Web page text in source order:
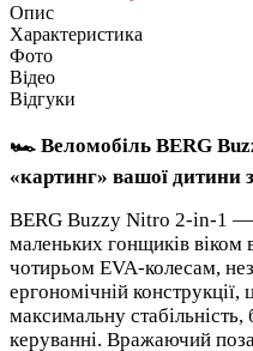
Опис
Характеристика
Фото
Відео
Відгуки
🏎️ Веломобіль BERG
«картинг» вашої дитини
BERG Buzzy Nitro 2-in-1 —
маленьких гонщиків віком
чотирьом EVA-колесам,
ергономічній конструкції,
максимальну стабільність,
керуванні. Вражаючий